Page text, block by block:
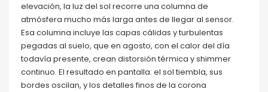
elevación, la luz del sol recorre una columna de
atmósfera mucho más larga antes de llegar al sensor.
Esa columna incluye las capas cálidas y turbulentas
pegadas al suelo, que en agosto, con el calor del día
todavía presente, crean distorsión térmica y shimmer
continuo. El resultado en pantalla: el sol tiembla, sus
bordes oscilan, y los detalles finos de la corona